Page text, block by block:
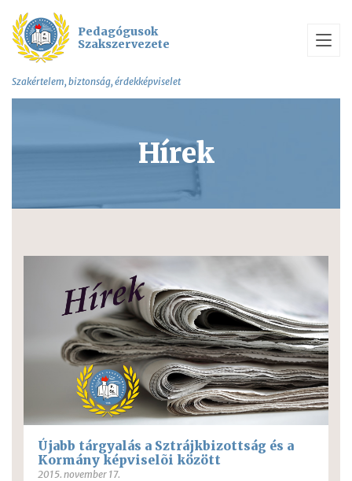
Pedagógusok
Szakszervezete
Szakértelem, biztonság, érdekképviselet
Hírek
Újabb tárgyalás a Sztrájkbizottság és a
Kormány képviselõi között
2015. november 17.